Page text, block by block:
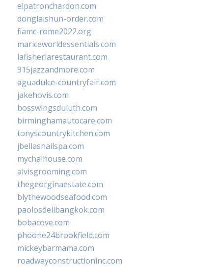
elpatronchardon.com
donglaishun-order.com
fiamc-rome2022.org
mariceworldessentials.com
lafisheriarestaurant.com
915jazzandmore.com
aguadulce-countryfair.com
jakehovis.com
bosswingsduluth.com
birminghamautocare.com
tonyscountrykitchen.com
jbellasnailspa.com
mychaihouse.com
alvisgrooming.com
thegeorginaestate.com
blythewoodseafood.com
paolosdelibangkok.com
bobacove.com
phoone24brookfield.com
mickeybarmama.com
roadwayconstructioninc.com